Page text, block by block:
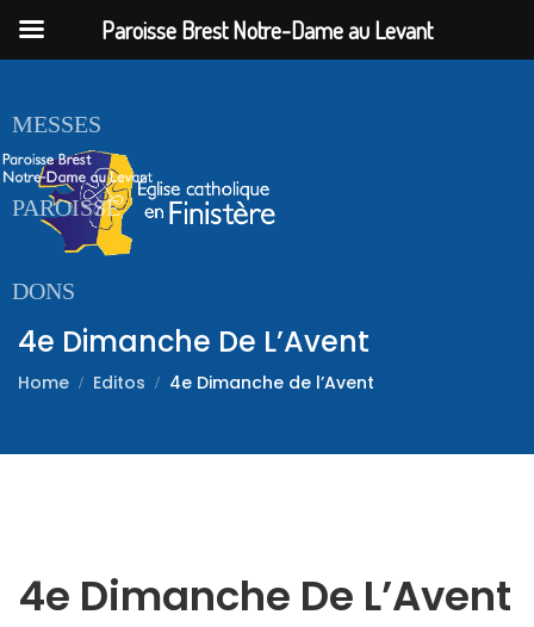
ACCUEIL
MESSES
PAROISSE
DONS
4e Dimanche De L’Avent
Home Editos 4e Dimanche de l’Avent
4e Dimanche De L’Avent
Paroisse Brest Notre-Dame au Levant